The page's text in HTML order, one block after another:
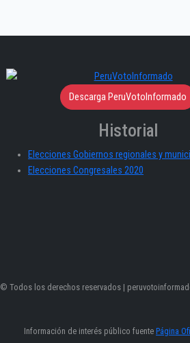
Descarga PeruVotoInformado
Historial
Elecciones Gobiernos regionales y
Elecciones Congresales 2020
© Todos los derechos reservados |
Información de interés público fuente Página